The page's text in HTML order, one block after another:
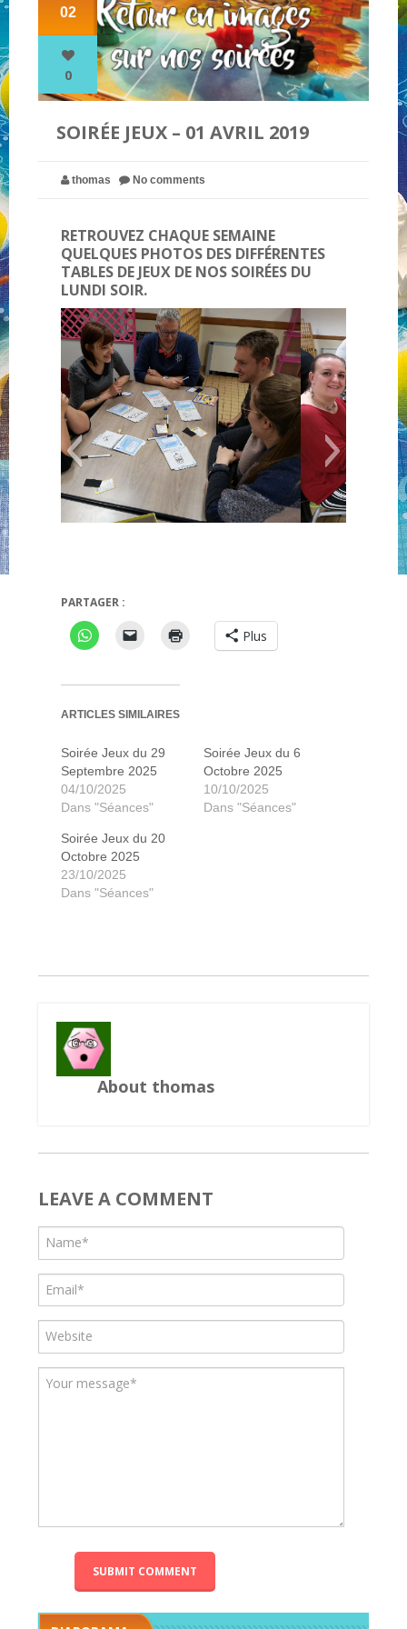
NOS PARTENAIRES
02
0
SOIRÉE JEUX – 01 AVRIL 2019
thomas No comments
RETROUVEZ CHAQUE SEMAINE
QUELQUES PHOTOS DES DIFFÉRENTES
TABLES DE JEUX DE NOS SOIRÉES DU
LUNDI SOIR.
Les Charlatans de Belcastel
Space Gate Odyssée
Space Gate Odyssée
Space Gate Odyssée
Space Gate Odyssée
PARTAGER :
Plus
ARTICLES SIMILAIRES
Soirée Jeux du 29
Septembre 2025
04/10/2025
Dans "Séances"
Soirée Jeux du 6
Octobre 2025
10/10/2025
Dans "Séances"
Soirée Jeux du 20
Octobre 2025
23/10/2025
Dans "Séances"
About thomas
LEAVE A COMMENT